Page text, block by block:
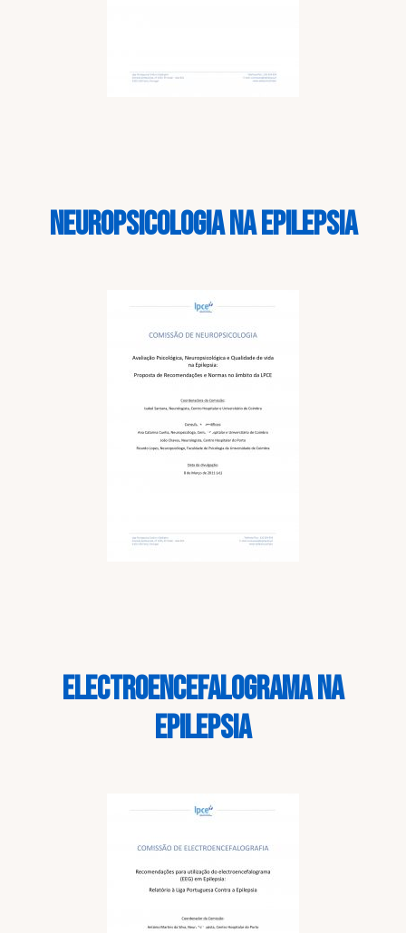
NEUROPSICOLOGIA NA EPILEPSIA
ELECTROENCEFALOGRAMA NA
EPILEPSIA